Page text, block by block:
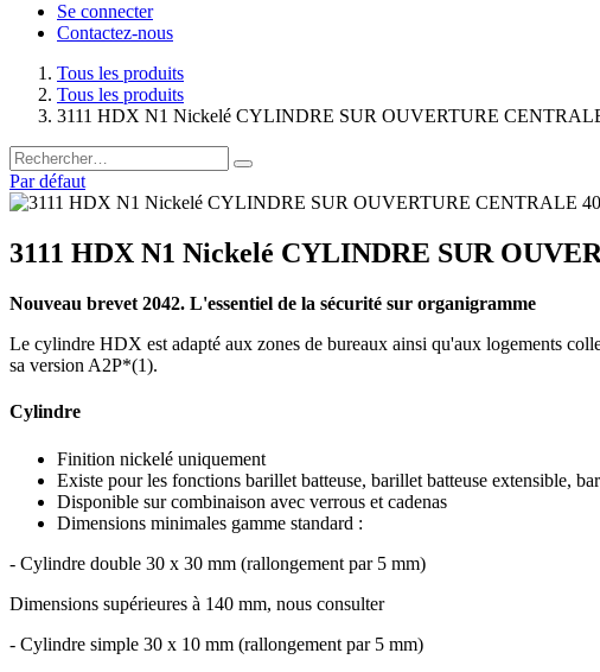
Se connecter
Contactez-nous
Tous les produits
Tous les produits
3111 HDX N1 Nickelé CYLINDRE SUR OUVERTURE
Par défaut
3111 HDX N1 Nickelé CYLINDRE SUR
Nouveau brevet 2042. L'essentiel de la sécurité sur organigramme
Le cylindre HDX est adapté aux zones de bureaux ainsi qu'aux logements
sa version A2P*(1).
Cylindre
Finition nickelé uniquement
Existe pour les fonctions barillet batteuse, barillet batteuse extensible,
Disponible sur combinaison avec verrous et cadenas
Dimensions minimales gamme standard :
- Cylindre double 30 x 30 mm (rallongement par 5 mm)
Dimensions supérieures à 140 mm, nous consulter
- Cylindre simple 30 x 10 mm (rallongement par 5 mm)